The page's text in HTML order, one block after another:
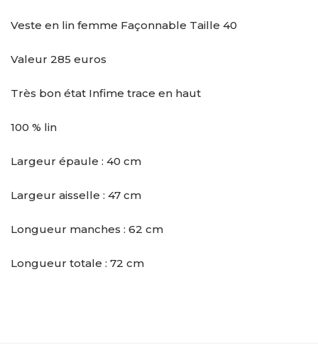
Veste en lin femme Façonnable Taille 40
Valeur 285 euros
Très bon état Infime trace en haut
100 % lin
Largeur épaule : 40 cm
Largeur aisselle : 47 cm
Longueur manches : 62 cm
Longueur totale : 72 cm